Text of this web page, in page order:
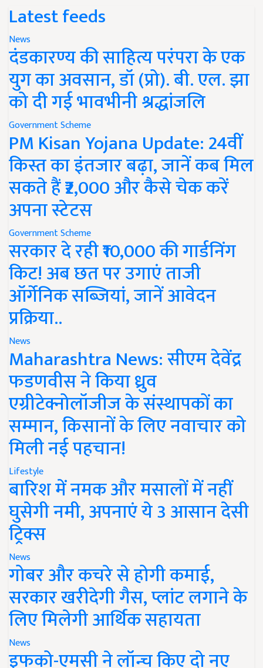
Latest feeds
News
दंडकारण्य की साहित्य परंपरा के एक
युग का अवसान, डॉ (प्रो). बी. एल. झा
को दी गई भावभीनी श्रद्धांजलि
Government Scheme
PM Kisan Yojana Update: 24वीं
किस्त का इंतजार बढ़ा, जानें कब मिल
सकते हैं ₹2,000 और कैसे चेक करें
अपना स्टेटस
Government Scheme
सरकार दे रही ₹10,000 की गार्डनिंग
किट! अब छत पर उगाएं ताजी
ऑर्गेनिक सब्जियां, जानें आवेदन
प्रक्रिया..
News
Maharashtra News: सीएम देवेंद्र
फडणवीस ने किया ध्रुव
एग्रीटेक्नोलॉजीज के संस्थापकों का
सम्मान, किसानों के लिए नवाचार को
मिली नई पहचान!
Lifestyle
बारिश में नमक और मसालों में नहीं
घुसेगी नमी, अपनाएं ये 3 आसान देसी
ट्रिक्स
News
गोबर और कचरे से होगी कमाई,
सरकार खरीदेगी गैस, प्लांट लगाने के
लिए मिलेगी आर्थिक सहायता
News
इफको-एमसी ने लॉन्च किए दो नए